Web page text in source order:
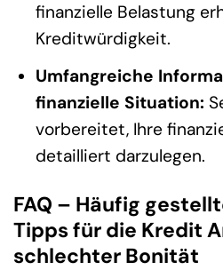
finanzielle Belastung
Kreditwürdigkeit.
Umfangreiche
finanzielle Situation:
vorbereitet, Ihre
detailliert darzulegen.
FAQ – Häufig
Tipps für die Kredit
schlechter Bonität